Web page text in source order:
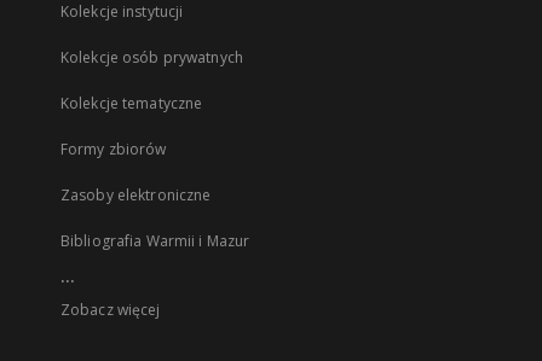
Kolekcje instytucji
Kolekcje osób prywatnych
Kolekcje tematyczne
Formy zbiorów
Zasoby elektroniczne
Bibliografia Warmii i Mazur
...
Zobacz więcej